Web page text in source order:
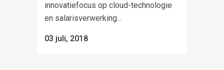
innovatiefocus op cloud-technologie
en salarisverwerking...
03 juli, 2018